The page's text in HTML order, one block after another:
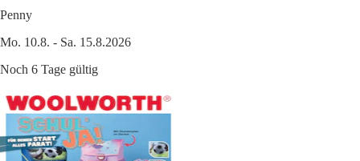
Penny
Mo. 10.8. - Sa. 15.8.2026
Noch 6 Tage gültig